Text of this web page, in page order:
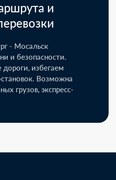
и
- Мосальск
и безопасности.
избегаем
Возможна
грузов, экспресс-